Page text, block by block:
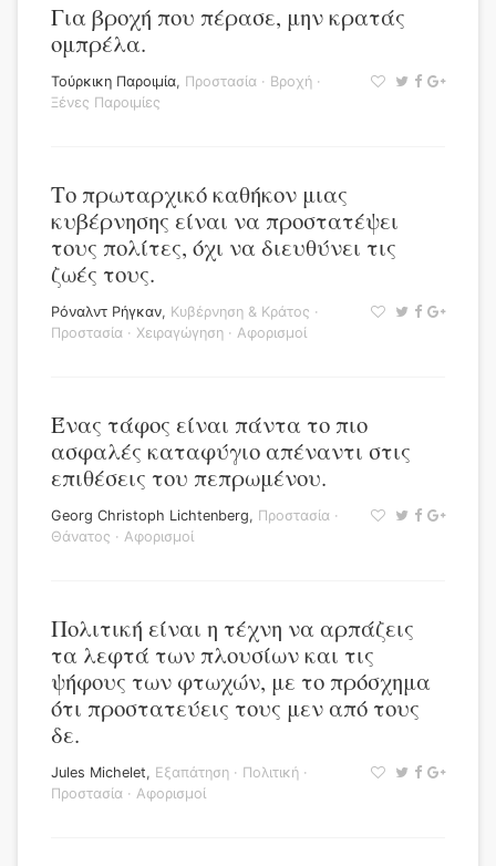
Για βροχή που πέρασε, μην κρατάς
ομπρέλα.
Τούρκικη Παροιμία, Προστασία · Βροχή ·
Ξένες Παροιμίες
Το πρωταρχικό καθήκον μιας
κυβέρνησης είναι να προστατέψει
τους πολίτες, όχι να διευθύνει τις
ζωές τους.
Ρόναλντ Ρήγκαν, Κυβέρνηση & Κράτος ·
Προστασία · Χειραγώγηση · Αφορισμοί
Ένας τάφος είναι πάντα το πιο
ασφαλές καταφύγιο απέναντι στις
επιθέσεις του πεπρωμένου.
Georg Christoph Lichtenberg, Προστασία ·
Θάνατος · Αφορισμοί
Πολιτική είναι η τέχνη να αρπάζεις
τα λεφτά των πλουσίων και τις
ψήφους των φτωχών, με το πρόσχημα
ότι προστατεύεις τους μεν από τους
δε.
Jules Michelet, Εξαπάτηση · Πολιτική ·
Προστασία · Αφορισμοί